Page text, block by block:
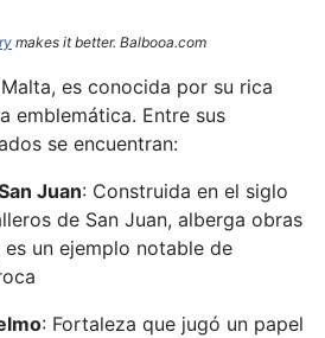
makes it better. Balbooa.com
es conocida por su rica
emblemática. Entre sus
se encuentran:​
Juan: Construida en el siglo
de San Juan, alberga obras
un ejemplo notable de
: Fortaleza que jugó un papel